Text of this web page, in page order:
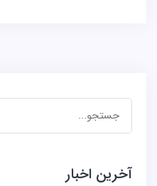
جستجو
برای:
آخرین اخبار